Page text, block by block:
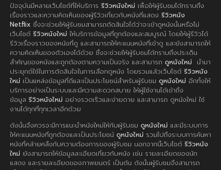
ปัจจุบันมีหลายเว็บไซต์ที่ให้บริการ รีวิวหนังใหม่ เพื่อให้ผู้รับชมได้ทราบถึง
เรื่องราวและความคิดเห็นของผู้รีวิวเกี่ยวกับหนังที่แสดง รีวิวหนัง
Netflix ซึ่งจะช่วยให้ผู้รับชมสามารถตัดสินใจได้ว่าจะเข้าดูหนังนั้นหรือไม่
เว็บไซต์ รีวิวหนังใหม่ ให้บริการข้อมูลที่ถูกต้องและสมบูรณ์ โดยให้ผู้รีวิวได้
รีวิวเรื่องราวของหนังที่ดู และสามารถให้คะแนนหนังที่เข้าดู และยังสามารถให้
ความคิดเห็นของตัวเองได้ด้วย ซึ่งจะช่วยให้ผู้รับชมได้ทราบถึงประเด็น
สำคัญของหนังและถูกต้องตามความเป็นจริง และสามารถ ดูหนังใหม่ นำมา
ประยุกต์ใช้ในการตัดสินใจในการเลือกดูหนัง โดยรวมแล้วเว็บไซต์ รีวิวหนัง
ใหม่ เป็นแหล่งข้อมูลที่ดีและเป็นประโยชน์สำหรับผู้รับชม ดูหนังใหม่ อีกทั้งให้
บริการอย่างเป็นระบบและมีความสะดวกสบาย ให้ผู้ใช้งานได้เข้าถึง
ข้อมูล รีวิวหนังใหม่ อย่างรวดเร็วและง่ายดาย และสามารถ ดูหนังใหม่ ใช้
งานได้ทุกที่ทุกเวลาอีกด้วย
ดังนั้นจึงควรจะมีการแนะนำหนังใหม่ให้กับผู้รับชม ดูหนังใหม่ และมีระบบการ
ให้คะแนนหนังที่ถูกต้องและเป็นประโยชน์ ดูหนังใหม่ รวมไปถึงระบบการค้นหา
หนังที่คล้ายคลึงกับความต้องการของผู้รับชม นอกจากนี้เว็บไซต์ รีวิวหนัง
ใหม่ ยังสามารถให้ข้อมูลละเอียดเกี่ยวกับหนัง เช่น รายละเอียดของนัก
แสดง และรายละเอียดของภาพยนตร์ เป็นต้น ดังนั้นผู้รับชมจึงสามารถ